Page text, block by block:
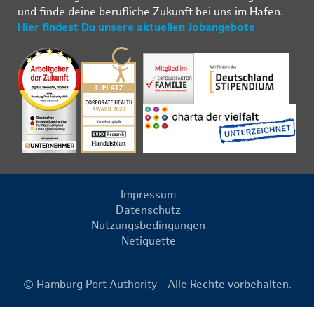
und fin­de deine be­ruf­li­che Zu­kunft bei uns im Ha­fen.
Hier findest Du unsere aktuellen Jobangebote
Impressum
Datenschutz
Nutzungsbedingungen
Netiquette
© Hamburg Port Authority - Alle Rechte vorbehalten.